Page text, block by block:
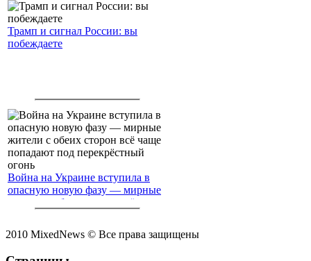
Трамп и сигнал России: вы
побеждаете
Война на Украине вступила в
опасную новую фазу — мирные
жители с обеих сторон всё чаще
2010 MixedNews © Все права защищены